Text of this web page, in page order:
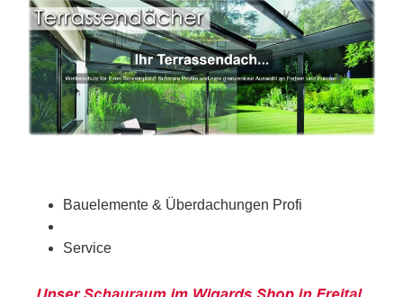
Bauelemente & Überdachungen Profi
Service